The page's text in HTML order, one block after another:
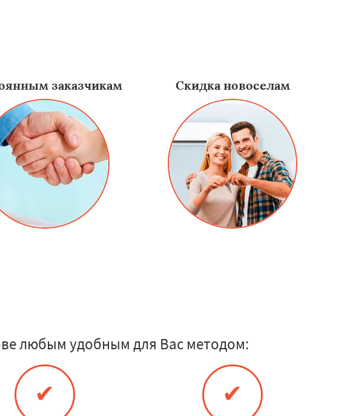
заказчикам Скидка новоселам
любым удобным для Вас методом:
✔ ✔